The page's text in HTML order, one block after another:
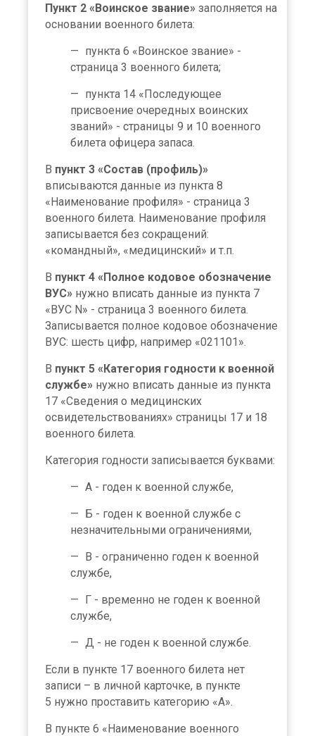
Пункт 2 «Воинское звание» заполняется на
основании военного билета:
пункта 6 «Воинское звание» -
страница 3 военного билета;
пункта 14 «Последующее
присвоение очередных воинских
званий» - страницы 9 и 10 военного
билета офицера запаса.
В пункт 3 «Состав (профиль)»
вписываются данные из пункта 8
«Наименование профиля» - страница 3
военного билета. Наименование профиля
записывается без сокращений:
«командный», «медицинский» и т.п.
В пункт 4 «Полное кодовое обозначение
ВУС» нужно вписать данные из пункта 7
«ВУС N» - страница 3 военного билета.
Записывается полное кодовое обозначение
ВУС: шесть цифр, например «021101».
В пункт 5 «Категория годности к военной
службе» нужно вписать данные из пункта
17 «Сведения о медицинских
освидетельствованиях» страницы 17 и 18
военного билета.
Категория годности записывается буквами:
А - годен к военной службе,
Б - годен к военной службе с
незначительными ограничениями,
В - ограниченно годен к военной
службе,
Г - временно не годен к военной
службе,
Д - не годен к военной службе.
Если в пункте 17 военного билета нет
записи – в личной карточке, в пункте
5 нужно проставить категорию «А».
В пункте 6 «Наименование военного